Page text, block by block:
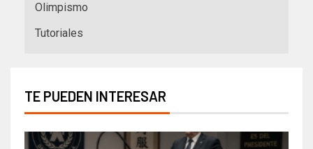
Olimpismo
Tutoriales
TE PUEDEN INTERESAR